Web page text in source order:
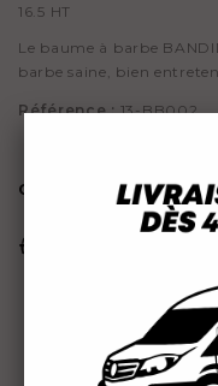
16.5 HT
Le baume à barbe
barbe saine, bien
Référence : 13-BB002
Quantité
Paiement 100%